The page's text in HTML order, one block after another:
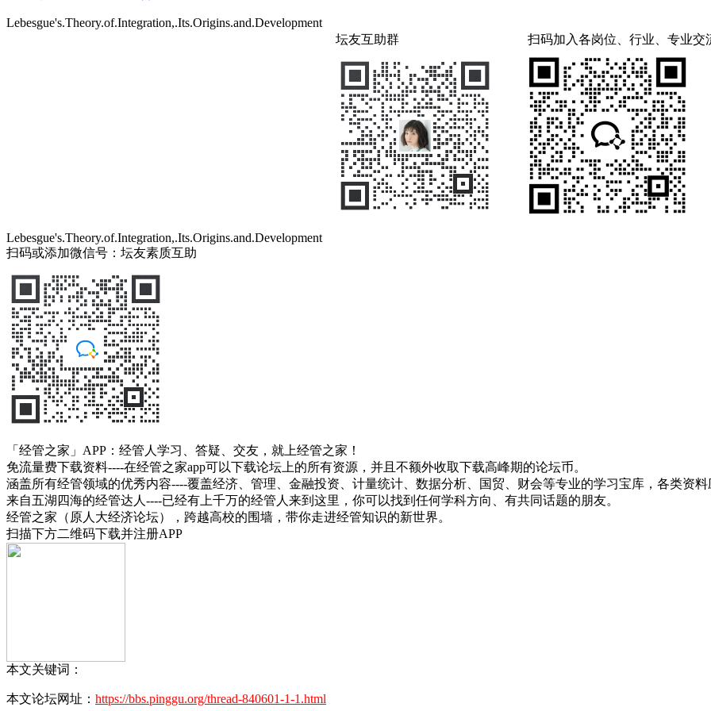
Lebesgue's.Theory.of.Integration,.Its.Origins.and.Development
坛友互助群
扫码加入各岗位、行业、专业交
Lebesgue's.Theory.of.Integration,.Its.Origins.and.Development
扫码或添加微信号：坛友素质互助
「经管之家」APP：经管人学习、答疑、交友，就上经管之家！
免流量费下载资料----在经管之家app可以下载论坛上的所有资源，并且不额外收取下载高峰期的论坛币。
涵盖所有经管领域的优秀内容----覆盖经济、管理、金融投资、计量统计、数据分析、国贸、财会等专业的学习宝库，各类资
来自五湖四海的经管达人----已经有上千万的经管人来到这里，你可以找到任何学科方向、有共同话题的朋友。
经管之家（原人大经济论坛），跨越高校的围墙，带你走进经管知识的新世界。
扫描下方二维码下载并注册APP
本文关键词：
本文论坛网址： https://bbs.pinggu.org/thread-840601-1-1.html